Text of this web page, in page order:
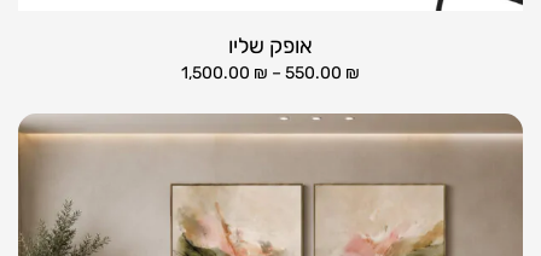
אופק שליו
550.00 ₪
–
1,500.00 ₪